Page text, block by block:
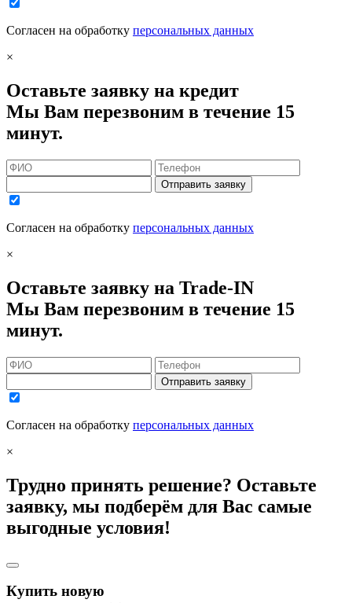
Согласен на обработку персональных данных
×
Оставьте заявку на кредит
Мы Вам перезвоним в течение 15
минут.
Отправить заявку
Согласен на обработку персональных данных
×
Оставьте заявку на Trade-IN
Мы Вам перезвоним в течение 15
минут.
Отправить заявку
Согласен на обработку персональных данных
×
Трудно принять решение? Оставьте
заявку, мы подберём для Вас самые
выгодные условия!
Купить новую